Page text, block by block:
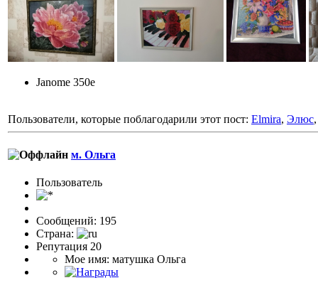
Janome 350e
Пользователи, которые поблагодарили этот пост: Elmira, Элюс
м. Ольга
Пользовaтeль
Сообщений: 195
Страна:
Репутация 20
Мое имя: матушка Ольга